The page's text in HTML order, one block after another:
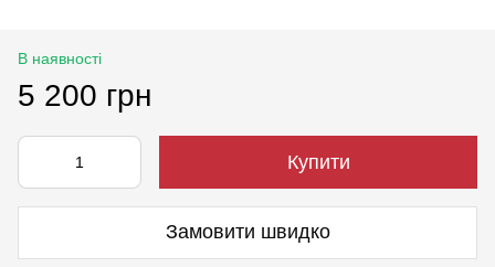
В наявності
5 200 грн
Купити
Замовити швидко